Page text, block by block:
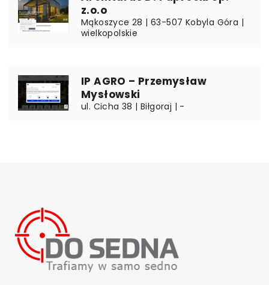
z.o.o
Mąkoszyce 28 | 63-507 Kobyla Góra |
wielkopolskie
IP AGRO – Przemysław
Mysłowski
ul. Cicha 38 | Biłgoraj | -